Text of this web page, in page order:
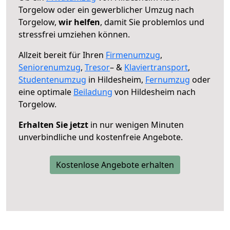
Torgelow oder ein gewerblicher Umzug nach
Torgelow, wir helfen, damit Sie problemlos und
stressfrei umziehen können.
Allzeit bereit für Ihren Firmenumzug,
Seniorenumzug, Tresor– & Klaviertransport,
Studentenumzug in Hildesheim, Fernumzug oder
eine optimale Beiladung von Hildesheim nach
Torgelow.
Erhalten Sie jetzt in nur wenigen Minuten
unverbindliche und kostenfreie Angebote.
Kostenlose Angebote erhalten